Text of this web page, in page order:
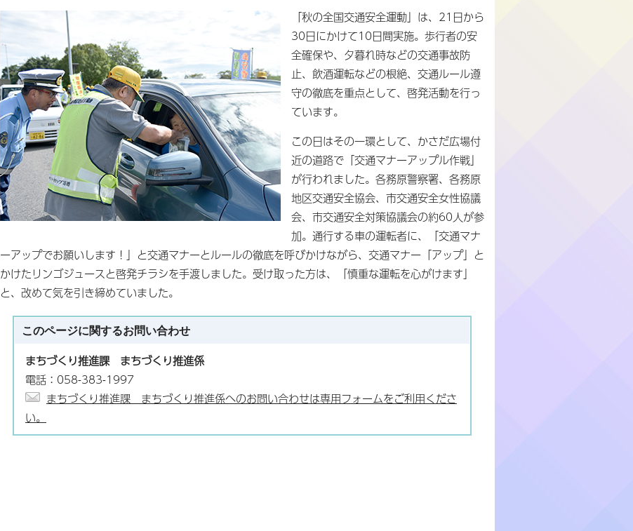
「秋の全国交通安全運動」は、21日から
30日にかけて10日間実施。歩行者の安
全確保や、夕暮れ時などの交通事故防
止、飲酒運転などの根絶、交通ルール遵
守の徹底を重点として、啓発活動を行っ
ています。
この日はその一環として、かさだ広場付
近の道路で「交通マナーアップル作戦」
が行われました。各務原警察署、各務原
地区交通安全協会、市交通安全女性協議
会、市交通安全対策協議会の約60人が参
加。通行する車の運転者に、「交通マナ
ーアップでお願いします！」と交通マナーとルールの徹底を呼びかけながら、交通マナー「アップ」と
かけたリンゴジュースと啓発チラシを手渡しました。受け取った方は、「慎重な運転を心がけます」
と、改めて気を引き締めていました。
このページに関するお問い合わせ
まちづくり推進課 まちづくり推進係
電話：058-383-1997
まちづくり推進課 まちづくり推進係へのお問い合わせは専用フォームをご利用くださ
い。